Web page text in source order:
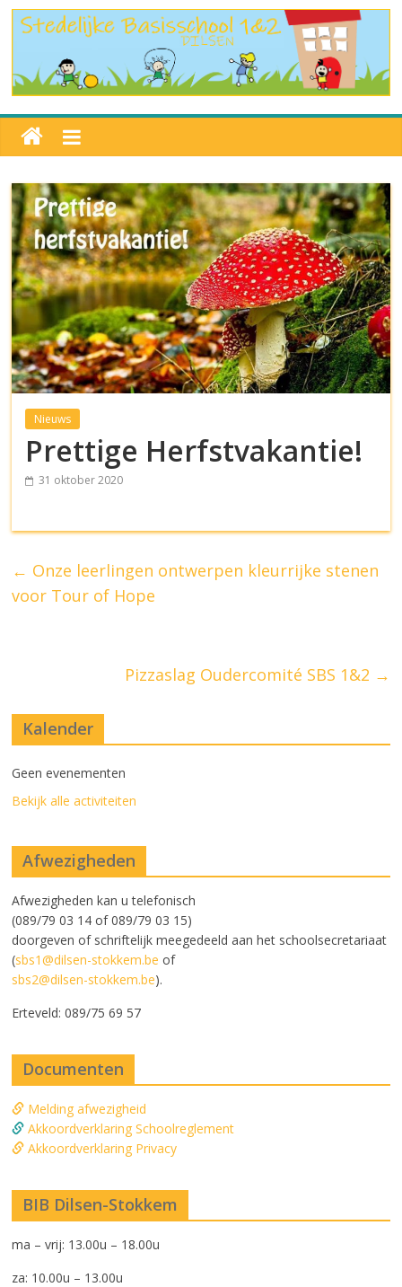
Nieuws
Prettige Herfstvakantie!
31 oktober 2020
← Onze leerlingen ontwerpen kleurrijke stenen
voor Tour of Hope
Pizzaslag Oudercomité SBS 1&2 →
Kalender
Geen evenementen
Bekijk alle activiteiten
Afwezigheden
Afwezigheden kan u telefonisch
(089/79 03 14 of 089/79 03 15)
doorgeven of schriftelijk meegedeeld aan het schoolsecretariaat
(sbs1@dilsen-stokkem.be of
sbs2@dilsen-stokkem.be).
Erteveld: 089/75 69 57
Documenten
Melding afwezigheid
Akkoordverklaring Schoolreglement
Akkoordverklaring Privacy
BIB Dilsen-Stokkem
ma – vrij: 13.00u – 18.00u
za: 10.00u – 13.00u